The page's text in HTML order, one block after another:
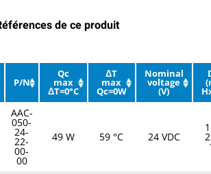
de ce produit
P/N
Qc
max
ΔT=0°C
ΔT
max
Qc=0W
Nominal
voltage
(V)
AAC-
050-
24-
22-
00-
00
49 W 59 °C 24 VDC